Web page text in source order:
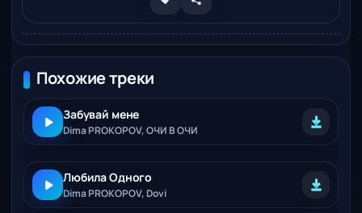
Похожие треки
Забувай мене
Dima PROKOPOV, ОЧИ В ОЧИ
Любила Одного
Dima PROKOPOV, Dovi